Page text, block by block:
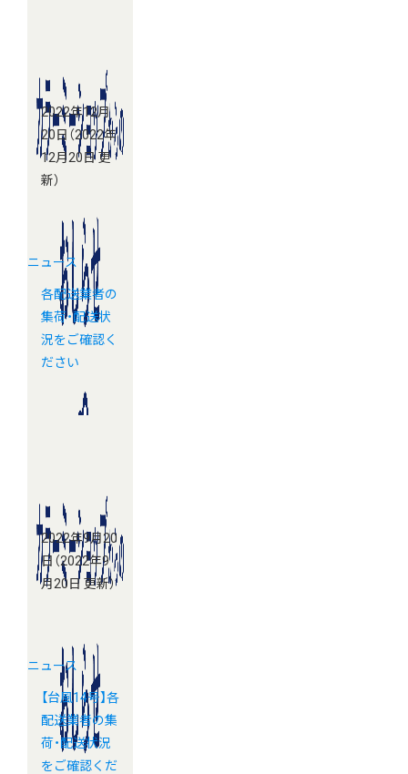
2022年12月
20日 （2022年
12月20日 更
新）
ニュース
各配送業者の
集荷・配送状
況をご確認く
ださい
2022年9月20
日 （2022年9
月20日 更新）
ニュース
【台風14号】各
配送業者の集
荷・配送状況
をご確認くだ